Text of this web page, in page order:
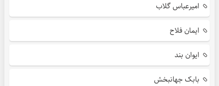
امیرعباس گلاب
ایمان فلاح
ایوان بند
بابک جهانبخش